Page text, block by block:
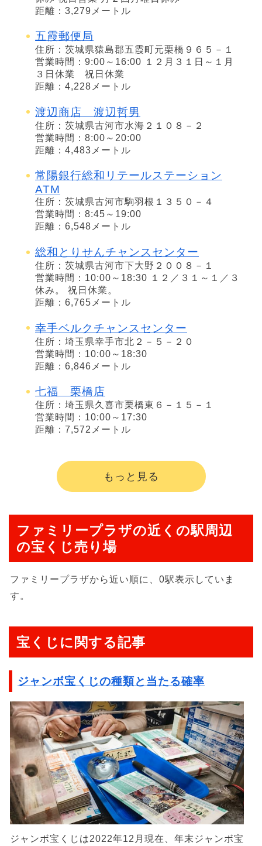
距離：3,279メートル
五霞郵便局
住所：茨城県猿島郡五霞町元栗橋９６５－１
営業時間：9:00～16:00 １２月３１日～１月
３日休業 祝日休業
距離：4,228メートル
渡辺商店 渡辺哲男
住所：茨城県古河市水海２１０８－２
営業時間：8:00～20:00
距離：4,483メートル
常陽銀行総和リテールステーション
ATM
住所：茨城県古河市駒羽根１３５０－４
営業時間：8:45～19:00
距離：6,548メートル
総和とりせんチャンスセンター
住所：茨城県古河市下大野２００８－１
営業時間：10:00～18:30 １２／３１～１／３
休み。 祝日休業。
距離：6,765メートル
幸手ベルクチャンスセンター
住所：埼玉県幸手市北２－５－２０
営業時間：10:00～18:30
距離：6,846メートル
七福 栗橋店
住所：埼玉県久喜市栗橋東６－１５－１
営業時間：10:00～17:30
距離：7,572メートル
もっと見る
ファミリープラザの近くの駅周辺
の宝くじ売り場
ファミリープラザから近い順に、0駅表示していま
す。
宝くじに関する記事
ジャンボ宝くじの種類と当たる確率
ジャンボ宝くじは2022年12月現在、年末ジャンボ宝